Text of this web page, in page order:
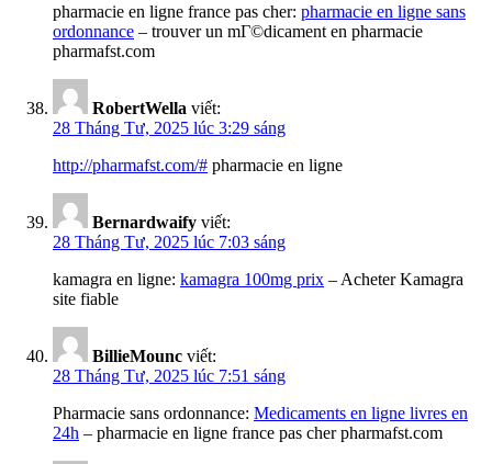
pharmacie en ligne france pas cher: pharmacie en ligne sans
ordonnance – trouver un mГ©dicament en pharmacie
pharmafst.com
RobertWella viết:
28 Tháng Tư, 2025 lúc 3:29 sáng
http://pharmafst.com/# pharmacie en ligne
Bernardwaify viết:
28 Tháng Tư, 2025 lúc 7:03 sáng
kamagra en ligne: kamagra 100mg prix – Acheter Kamagra
site fiable
BillieMounc viết:
28 Tháng Tư, 2025 lúc 7:51 sáng
Pharmacie sans ordonnance: Medicaments en ligne livres en
24h – pharmacie en ligne france pas cher pharmafst.com